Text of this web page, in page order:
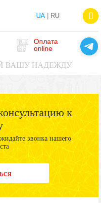
UA| RU
Оплата
online
ВАШУ НАДЕЖДУ
к
звонка нашего